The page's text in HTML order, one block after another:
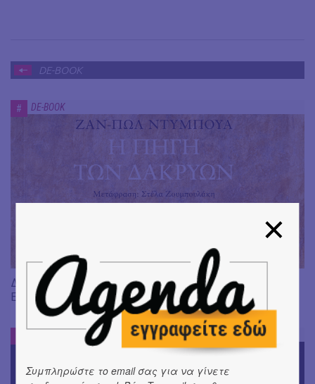
DE-BOOK
# DE-BOOK
Διαβάσαμε: «Η πηγή των δακρύων» του Jean-Paul Dubois ||
Εκδ. Δώμα
Συμπληρώστε το email σας για να γίνετε